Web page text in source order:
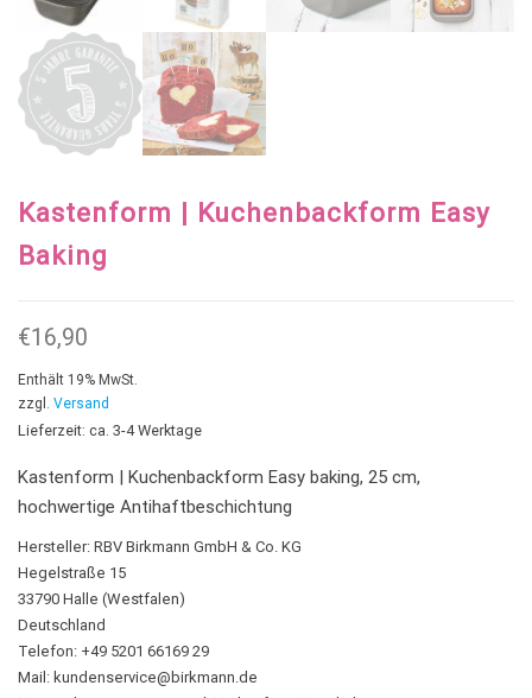
Kastenform | Kuchenbackform Easy
Baking
€16,90
Enthält 19% MwSt.
zzgl. Versand
Lieferzeit: ca. 3-4 Werktage
Kastenform | Kuchenbackform Easy baking, 25 cm,
hochwertige Antihaftbeschichtung
Hersteller: RBV Birkmann GmbH & Co. KG
Hegelstraße 15
33790 Halle (Westfalen)
Deutschland
Telefon: +49 5201 66169 29
Mail: kundenservice@birkmann.de